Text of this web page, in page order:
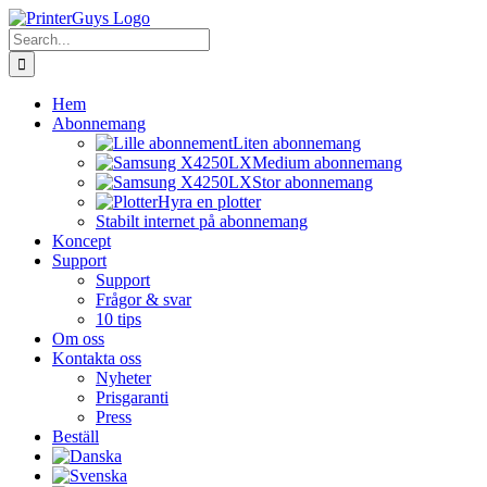
Skip
to
content
Search
for:
Hem
Abonnemang
Liten abonnemang
Medium abonnemang
Stor abonnemang
Hyra en plotter
Stabilt internet på abonnemang
Koncept
Support
Support
Frågor & svar
10 tips
Om oss
Kontakta oss
Nyheter
Prisgaranti
Press
Beställ